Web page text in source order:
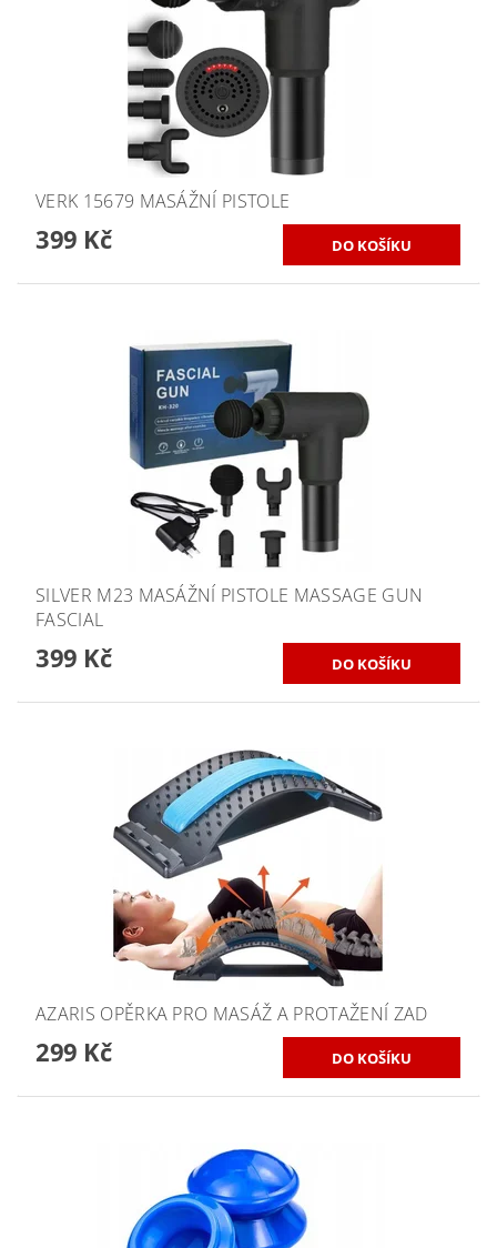
VERK 15679 MASÁŽNÍ PISTOLE
399 Kč
SILVER M23 MASÁŽNÍ PISTOLE MASSAGE GUN
FASCIAL
399 Kč
AZARIS OPĚRKA PRO MASÁŽ A PROTAŽENÍ ZAD
299 Kč